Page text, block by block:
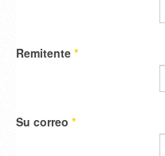
Remitente *
Su correo *